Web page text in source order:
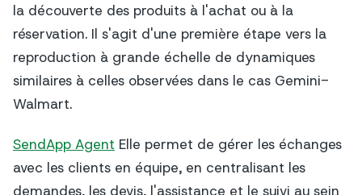
la découverte des produits à l'achat ou à la
réservation. Il s'agit d'une première étape vers la
reproduction à grande échelle de dynamiques
similaires à celles observées dans le cas Gemini-
Walmart.
SendApp Agent Elle permet de gérer les échanges
avec les clients en équipe, en centralisant les
demandes, les devis, l'assistance et le suivi au sein